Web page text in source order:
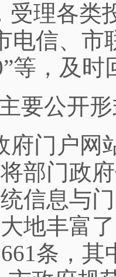
受理各
电信、市
等，及
公开形
门户网
将部门政
信息与
地丰富
条，其